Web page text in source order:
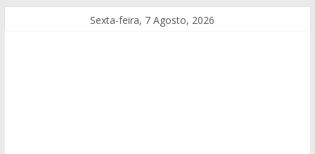
Sexta-feira, 7 Agosto, 2026